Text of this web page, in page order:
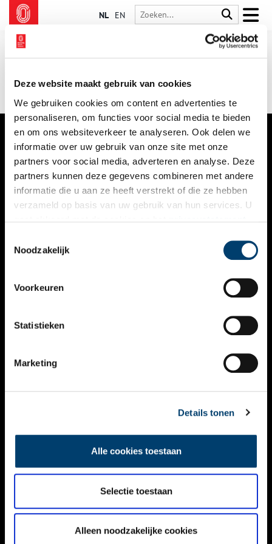
Deze website maakt gebruik van cookies
We gebruiken cookies om content en advertenties te
personaliseren, om functies voor social media te bieden
en om ons websiteverkeer te analyseren. Ook delen we
informatie over uw gebruik van onze site met onze
partners voor social media, adverteren en analyse. Deze
partners kunnen deze gegevens combineren met andere
informatie die u aan ze heeft verstrekt of die ze hebben
verzameld op basis van uw gebruik van hun services. U
Noodzakelijk
Voorkeuren
Statistieken
Marketing
Details tonen
Alle cookies toestaan
Selectie toestaan
Alleen noodzakelijke cookies
NL EN
VERHALEN
NIEUWS
KALENDER
ACTIVITEITEN
NIEUWSBRIEF
DISCLAIMER
TOEGANKELIJKHEID
Volg ONH op social media